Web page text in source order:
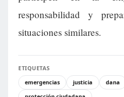
responsabilidad y
situaciones similares.
ETIQUETAS
emergencias
justicia dana